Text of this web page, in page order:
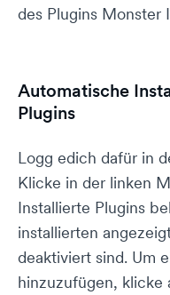
des Plugins Monster
Automatische
Plugins
Logg edich dafür in
Klicke in der linken
Installierte Plugins
installierten
deaktiviert sind. Um
hinzuzufügen, klicke